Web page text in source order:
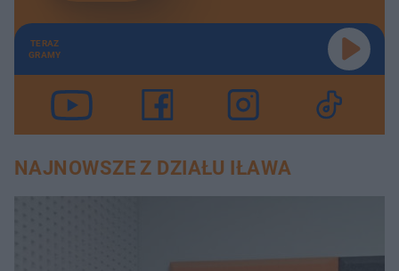
TERAZ
GRAMY
NAJNOWSZE Z DZIAŁU IŁAWA